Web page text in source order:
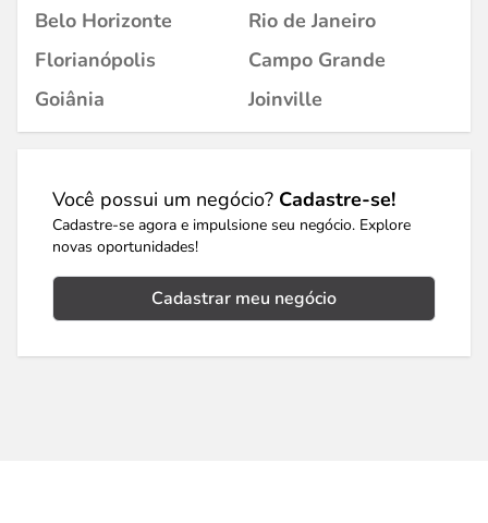
Belo Horizonte
Rio de Janeiro
Florianópolis
Campo Grande
Goiânia
Joinville
Você possui um negócio? Cadastre-se!
Cadastre-se agora e impulsione seu negócio. Explore
novas oportunidades!
Cadastrar meu negócio